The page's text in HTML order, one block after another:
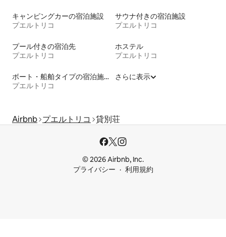
キャンピングカーの宿泊施設
プエルトリコ
サウナ付きの宿泊施設
プエルトリコ
プール付きの宿泊先
プエルトリコ
ホステル
プエルトリコ
ボート・船舶タイプの宿泊施設
プエルトリコ
さらに表示
Airbnb プエルトリコ 貸別荘
© 2026 Airbnb, Inc.
プライバシー
利用規約